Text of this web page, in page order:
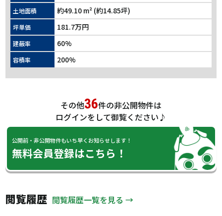
土地面積 約49.10 m² (約14.85坪)
坪単価 181.7万円
建蔽率 60%
容積率 200%
その他36件の非公開物件は
ログインをして御覧ください♪
公開前・非公開物件もいち早くお知らせします！
無料会員登録はこちら！
閲覧履歴 閲覧履歴一覧を見る →